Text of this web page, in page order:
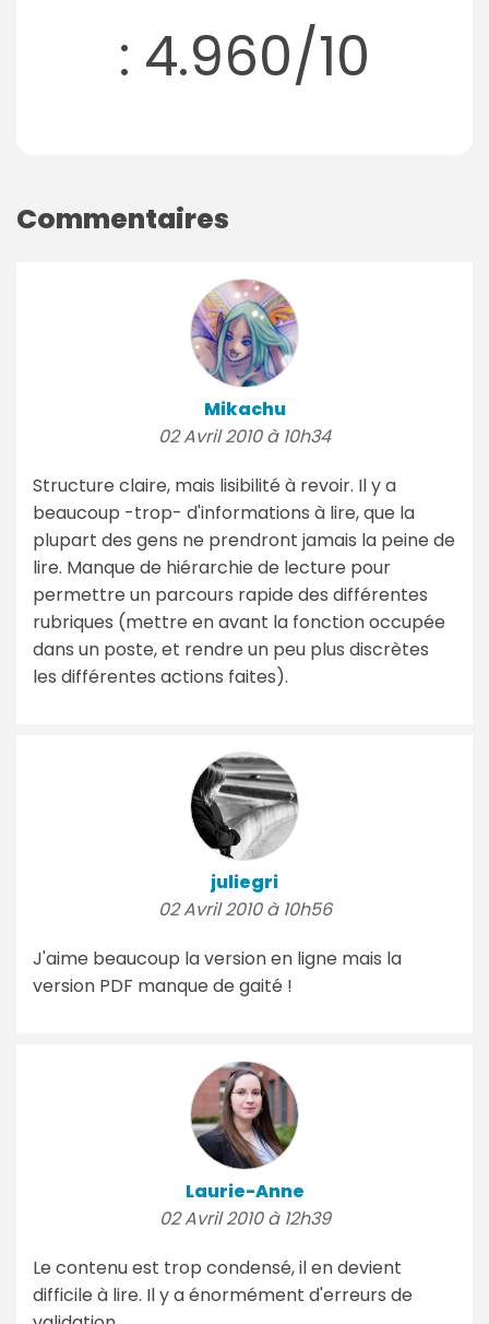
: 4.960/10
Commentaires
Mikachu
02 Avril 2010 à 10h34
Structure claire, mais lisibilité à revoir. Il y a
beaucoup -trop- d'informations à lire, que la
plupart des gens ne prendront jamais la peine de
lire. Manque de hiérarchie de lecture pour
permettre un parcours rapide des différentes
rubriques (mettre en avant la fonction occupée
dans un poste, et rendre un peu plus discrètes
les différentes actions faites).
juliegri
02 Avril 2010 à 10h56
J'aime beaucoup la version en ligne mais la
version PDF manque de gaité !
Laurie-Anne
02 Avril 2010 à 12h39
Le contenu est trop condensé, il en devient
difficile à lire. Il y a énormément d'erreurs de